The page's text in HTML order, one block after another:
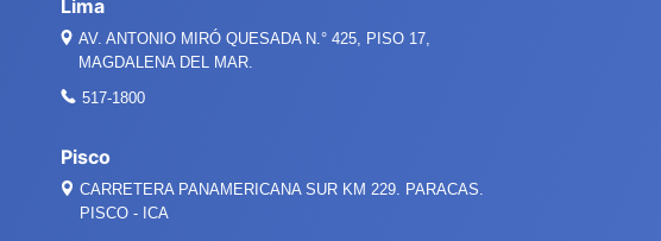
Lima
AV. ANTONIO MIRÓ QUESADA N.° 425, PISO 17,
MAGDALENA DEL MAR.
517-1800
Pisco
CARRETERA PANAMERICANA SUR KM 229. PARACAS.
PISCO - ICA